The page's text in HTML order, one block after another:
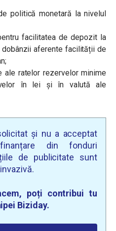
politică monetară la nivelul
facilitatea de depozit la
aferente facilității de
ale ratelor rezervelor minime
în lei şi în valută ale
și nu a acceptat
din fonduri
de publicitate sunt
poți contribui tu
Biziday.